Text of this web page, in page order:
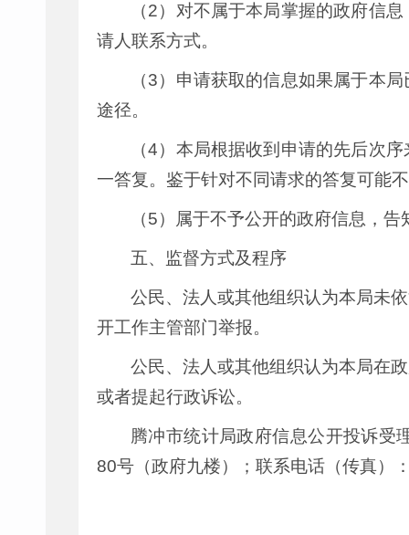
（2）对不属于本局掌握的政府信
请人联系方式。
（3）申请获取的信息如果属于本
途径。
（4）本局根据收到申请的先后次
一答复。鉴于针对不同请求的答复可能
（5）属于不予公开的政府信息，
五、监督方式及程序
公民、法人或其他组织认为本局未
开工作主管部门举报。
公民、法人或其他组织认为本局在
或者提起行政诉讼。
腾冲市统计局政府信息公开投诉受
80号（政府九楼）；联系电话（传真）